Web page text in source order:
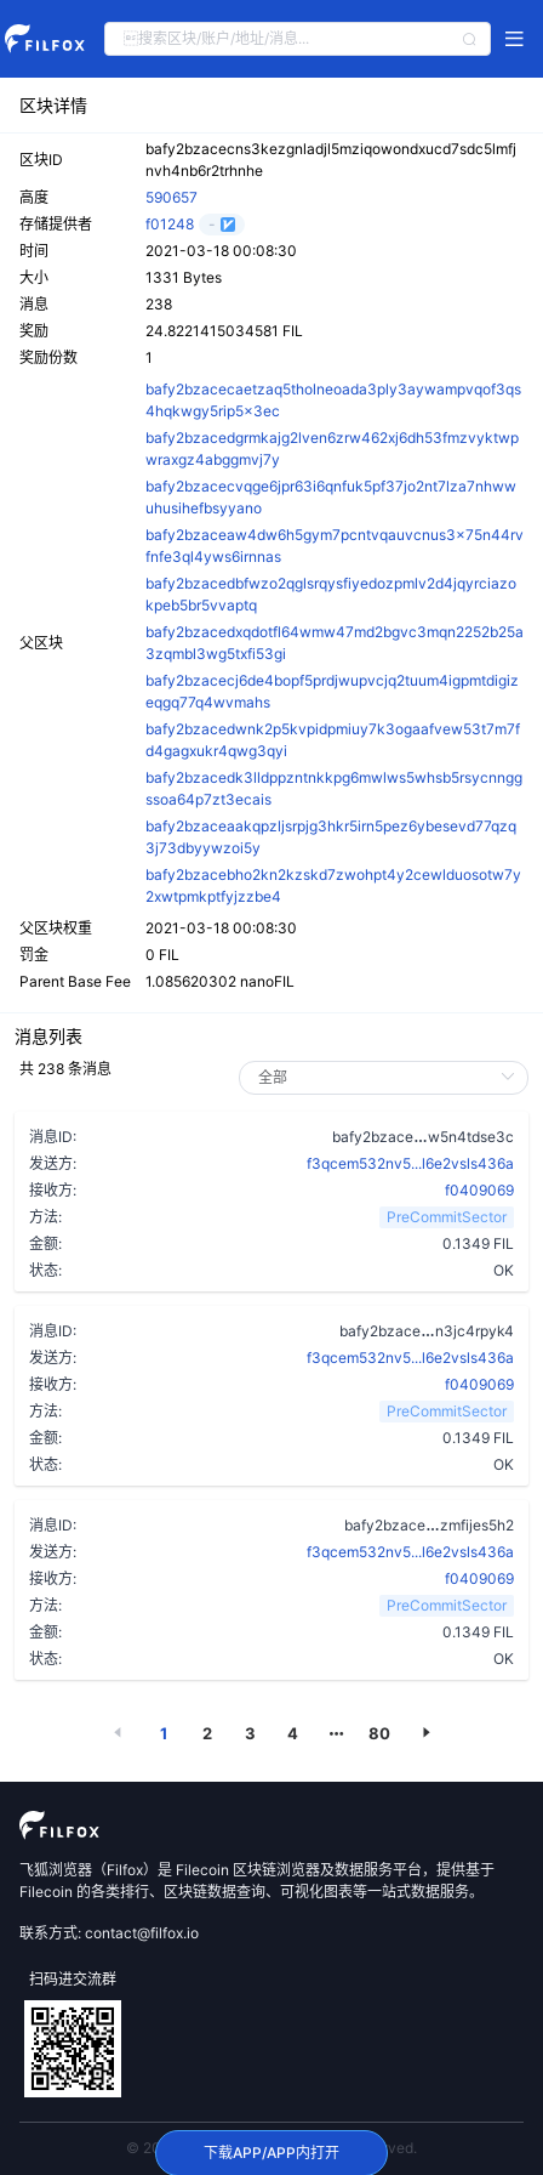
区块详情
区块ID
bafy2bzacecns3kezgnladjl5mziqowondxucd7sdc5lmfj
nvh4nb6r2trhnhe
高度
590657
存储提供者
f01248
-
时间
2021-03-18 00:08:30
大小
1331 Bytes
消息
238
奖励
24.8221415034581 FIL
奖励份数
1
父区块
bafy2bzacecaetzaq5tholneoada3ply3aywampvqof3qs
4hqkwgy5rip5x3ec
bafy2bzacedgrmkajg2lven6zrw462xj6dh53fmzvyktwp
wraxgz4abggmvj7y
bafy2bzacecvqge6jpr63i6qnfuk5pf37jo2nt7lza7nhww
uhusihefbsyyano
bafy2bzaceaw4dw6h5gym7pcntvqauvcnus3x75n44rv
fnfe3ql4yws6irnnas
bafy2bzacedbfwzo2qglsrqysfiyedozpmlv2d4jqyrciazo
kpeb5br5vvaptq
bafy2bzacedxqdotfl64wmw47md2bgvc3mqn2252b25a
3zqmbl3wg5txfi53gi
bafy2bzacecj6de4bopf5prdjwupvcjq2tuum4igpmtdigiz
eqgq77q4wvmahs
bafy2bzacedwnk2p5kvpidpmiuy7k3ogaafvew53t7m7f
d4gagxukr4qwg3qyi
bafy2bzacedk3lldppzntnkkpg6mwlws5whsb5rsycnngg
ssoa64p7zt3ecais
bafy2bzaceaakqpzljsrpjg3hkr5irn5pez6ybesevd77qzq
3j73dbyywzoi5y
bafy2bzacebho2kn2kzskd7zwohpt4y2cewlduosotw7y
2xwtpmkptfyjzzbe4
父区块权重
2021-03-18 00:08:30
罚金
0 FIL
Parent Base Fee
1.085620302 nanoFIL
消息列表
共 238 条消息
消息ID: bafy2bzace
w5n4tdse3c
发送方:
f3qcem532nv5...l6e2vsls436a
接收方:
f0409069
方法:
PreCommitSector
金额:
0.1349 FIL
状态:
OK
消息ID: bafy2bzace
n3jc4rpyk4
发送方:
f3qcem532nv5...l6e2vsls436a
接收方:
f0409069
方法:
PreCommitSector
金额:
0.1349 FIL
状态:
OK
消息ID: bafy2bzace
zmfijes5h2
发送方:
f3qcem532nv5...l6e2vsls436a
接收方:
f0409069
方法:
PreCommitSector
金额:
0.1349 FIL
状态:
OK
1 2 3 4 80
飞狐浏览器（Filfox）是 Filecoin 区块链浏览器及数据服务平台，提供基于
Filecoin 的各类排行、区块链数据查询、可视化图表等一站式数据服务。
联系方式: contact@filfox.io
扫码进交流群
© 2020 FilFox Project. All Rights Reserved.
下载APP/APP内打开